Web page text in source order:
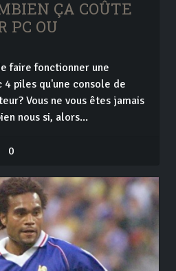
ÇA COÛTE
PC OU
faire fonctionner une
piles qu'une console de
Vous ne vous êtes jamais
nous si, alors...
0